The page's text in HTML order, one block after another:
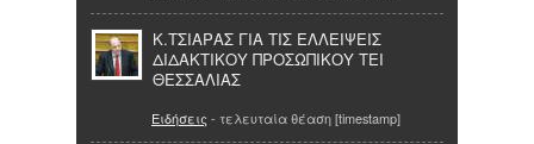
Κ.ΤΣΙΑΡΑΣ ΓΙΑ ΤΙΣ ΕΛΛΕΙΨΕΙΣ
ΔΙΔΑΚΤΙΚΟΥ ΠΡΟΣΩΠΙΚΟΥ ΤΕΙ
ΘΕΣΣΑΛΙΑΣ
Ειδήσεις - τελευταία θέαση [timestamp]